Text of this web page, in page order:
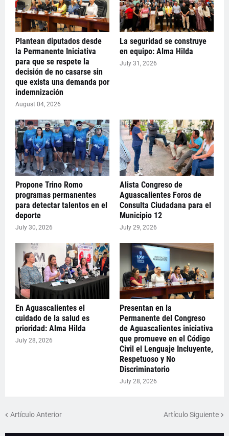
Plantean diputados desde
la Permanente Iniciativa
para que se respete la
decisión de no casarse sin
que exista una demanda por
indemnización
August 04, 2026
La seguridad se construye
en equipo: Alma Hilda
July 31, 2026
Propone Trino Romo
programas permanentes
para detectar talentos en el
deporte
July 30, 2026
Alista Congreso de
Aguascalientes Foros de
Consulta Ciudadana para el
Municipio 12
July 29, 2026
En Aguascalientes el
cuidado de la salud es
prioridad: Alma Hilda
July 28, 2026
Presentan en la
Permanente del Congreso
de Aguascalientes iniciativa
que promueve en el Código
Civil el Lenguaje Incluyente,
Respetuoso y No
Discriminatorio
July 28, 2026
Artículo Anterior Artículo Siguiente